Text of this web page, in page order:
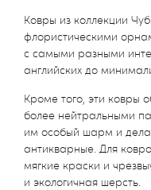
Ковры из коллекции
флористическими
с самыми разными
английских до
Кроме того, эти
более нейтральными
им особый шарм и
антикварные. Для
мягкие краски и
и экологичная шерсть.